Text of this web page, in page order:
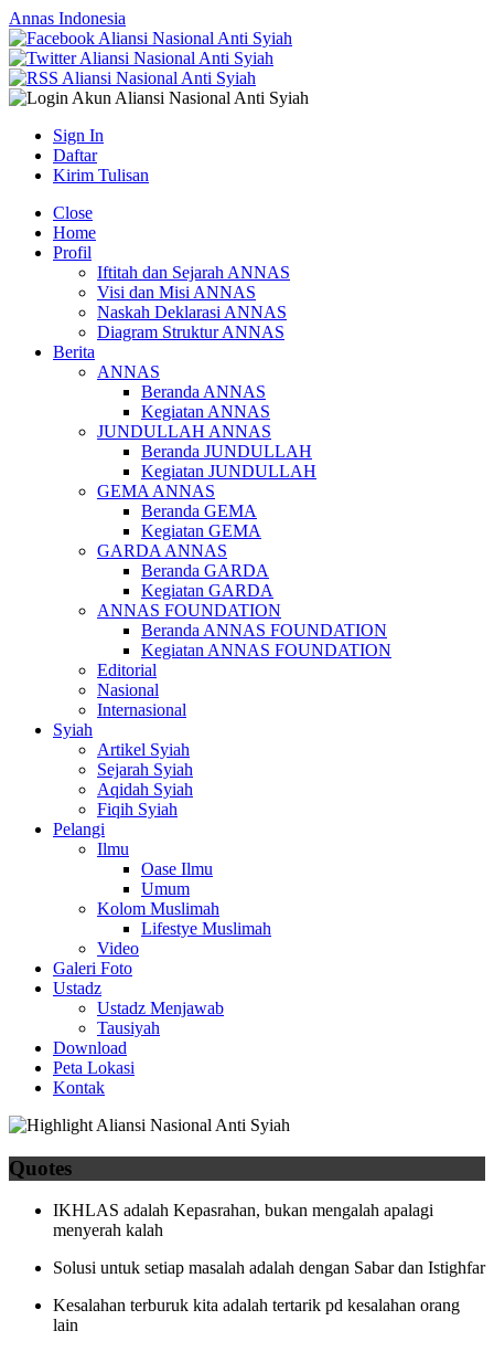
Annas Indonesia
Sign In
Daftar
Kirim Tulisan
Close
Home
Profil
Iftitah dan Sejarah ANNAS
Visi dan Misi ANNAS
Naskah Deklarasi ANNAS
Diagram Struktur ANNAS
Berita
ANNAS
Beranda ANNAS
Kegiatan ANNAS
JUNDULLAH ANNAS
Beranda JUNDULLAH
Kegiatan JUNDULLAH
GEMA ANNAS
Beranda GEMA
Kegiatan GEMA
GARDA ANNAS
Beranda GARDA
Kegiatan GARDA
ANNAS FOUNDATION
Beranda ANNAS FOUNDATION
Kegiatan ANNAS FOUNDATION
Editorial
Nasional
Internasional
Syiah
Artikel Syiah
Sejarah Syiah
Aqidah Syiah
Fiqih Syiah
Pelangi
Ilmu
Oase Ilmu
Umum
Kolom Muslimah
Lifestye Muslimah
Video
Galeri Foto
Ustadz
Ustadz Menjawab
Tausiyah
Download
Peta Lokasi
Kontak
Quotes
IKHLAS adalah Kepasrahan, bukan mengalah apalagi
menyerah kalah
Solusi untuk setiap masalah adalah dengan Sabar dan Istighfar
Kesalahan terburuk kita adalah tertarik pd kesalahan orang
lain